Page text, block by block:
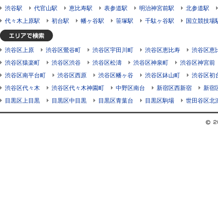
渋谷駅 代官山駅 恵比寿駅 表参道駅 明治神宮前駅
北参道駅
代々木上原駅
初台駅 幡ヶ谷駅 笹塚駅 千駄ヶ谷駅 国立競技場
渋谷区上原 渋谷区鶯谷町 渋谷区宇田川町 渋谷区恵比寿
渋谷区恵
渋谷区猿楽町
渋谷区渋谷 渋谷区松濤 渋谷区神泉町
渋谷区神宮前
渋谷区南平台町
渋谷区西原 渋谷区幡ヶ谷 渋谷区鉢山町
渋谷区初
渋谷区代々木
渋谷区代々木神園町 中野区南台 新宿区西新宿
新宿
目黒区上目黒
目黒区中目黒 目黒区青葉台 目黒区駒場 世田谷区北